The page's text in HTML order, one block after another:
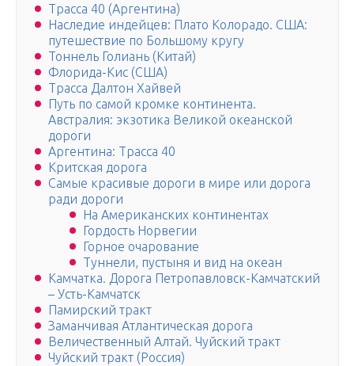
Трасса 40 (Аргентина)
Наследие индейцев: Плато Колорадо. США:
путешествие по Большому кругу
Тоннель Голиань (Китай)
Флорида-Кис (США)
Трасса Далтон Хайвей
Путь по самой кромке континента.
Австралия: экзотика Великой океанской
дороги
Аргентина: Трасса 40
Критская дорога
Самые красивые дороги в мире или дорога
ради дороги
На Американских континентах
Гордость Норвегии
Горное очарование
Туннели, пустыня и вид на океан
Камчатка. Дорога Петропавловск-Камчатский
– Усть-Камчатск
Памирский тракт
Заманчивая Атлантическая дорога
Величественный Алтай. Чуйский тракт
Чуйский тракт (Россия)